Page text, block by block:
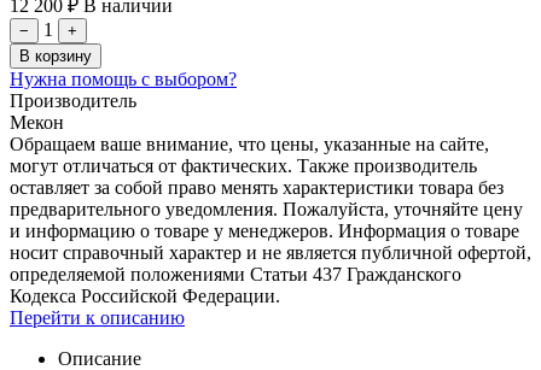
12 200 ₽ В наличии
− 1
+
В корзину
Нужна помощь с выбором?
Производитель
Мекон
Обращаем ваше внимание, что цены, указанные на сайте,
могут отличаться от фактических. Также производитель
оставляет за собой право менять характеристики товара без
предварительного уведомления. Пожалуйста, уточняйте цену
и информацию о товаре у менеджеров. Информация о товаре
носит справочный характер и не является публичной офертой,
определяемой положениями Статьи 437 Гражданского
Кодекса Российской Федерации.
Перейти к описанию
Описание